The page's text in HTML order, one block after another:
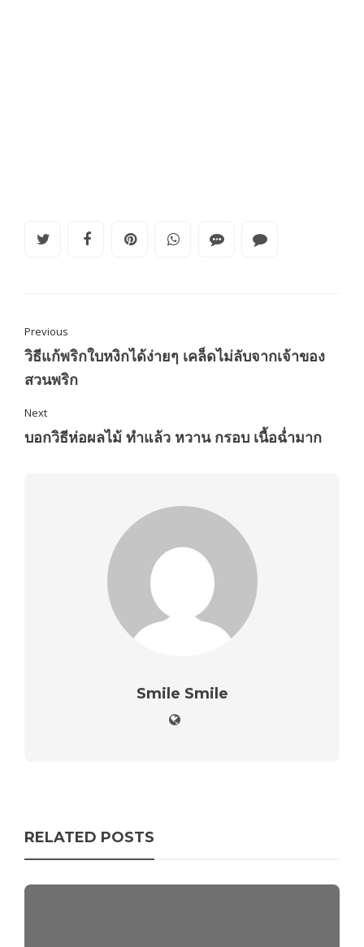
Previous
วิธีแก้พริกใบหงิกได้ง่ายๆ เคล็ดไม่ลับจากเจ้าของ
สวนพริก
Next
บอกวิธีห่อผลไม้ ทำแล้ว หวาน กรอบ เนื้อฉ่ำมาก
Smile Smile
RELATED POSTS